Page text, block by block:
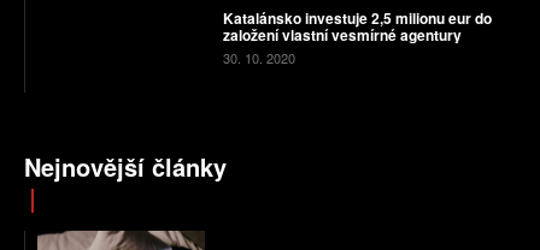
Katalánsko investuje 2,5 milionu eur do
založení vlastní vesmírné agentury
30. 10. 2020
Nejnovější články